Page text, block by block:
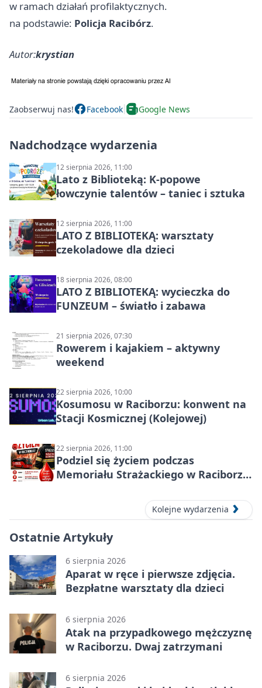
w ramach działań profilaktycznych.
na podstawie: Policja Racibórz.
Autor:krystian
Zaobserwuj nas! Facebook Google News
Nadchodzące wydarzenia
12 sierpnia 2026, 11:00
Lato z Biblioteką: K-popowe
łowczynie talentów – taniec i sztuka
12 sierpnia 2026, 11:00
LATO Z BIBLIOTEKĄ: warsztaty
czekoladowe dla dzieci
18 sierpnia 2026, 08:00
LATO Z BIBLIOTEKĄ: wycieczka do
FUNZEUM – światło i zabawa
21 sierpnia 2026, 07:30
Rowerem i kajakiem – aktywny
weekend
22 sierpnia 2026, 10:00
Kosumosu w Raciborzu: konwent na
Stacji Kosmicznej (Kolejowej)
22 sierpnia 2026, 11:00
Podziel się życiem podczas
Memoriału Strażackiego w Raciborzu
Kolejne wydarzenia
Ostatnie Artykuły
6 sierpnia 2026
Aparat w ręce i pierwsze zdjęcia.
Bezpłatne warsztaty dla dzieci
6 sierpnia 2026
Atak na przypadkowego mężczyznę
w Raciborzu. Dwaj zatrzymani
6 sierpnia 2026